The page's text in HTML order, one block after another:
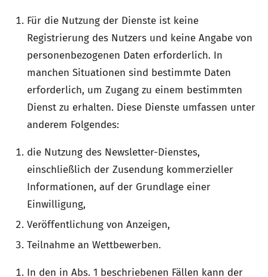
Für die Nutzung der Dienste ist keine
Registrierung des Nutzers und keine Angabe von
personenbezogenen Daten erforderlich. In
manchen Situationen sind bestimmte Daten
erforderlich, um Zugang zu einem bestimmten
Dienst zu erhalten. Diese Dienste umfassen unter
anderem Folgendes:
die Nutzung des Newsletter-Dienstes,
einschließlich der Zusendung kommerzieller
Informationen, auf der Grundlage einer
Einwilligung,
Veröffentlichung von Anzeigen,
Teilnahme an Wettbewerben.
In den in Abs. 1 beschriebenen Fällen kann der